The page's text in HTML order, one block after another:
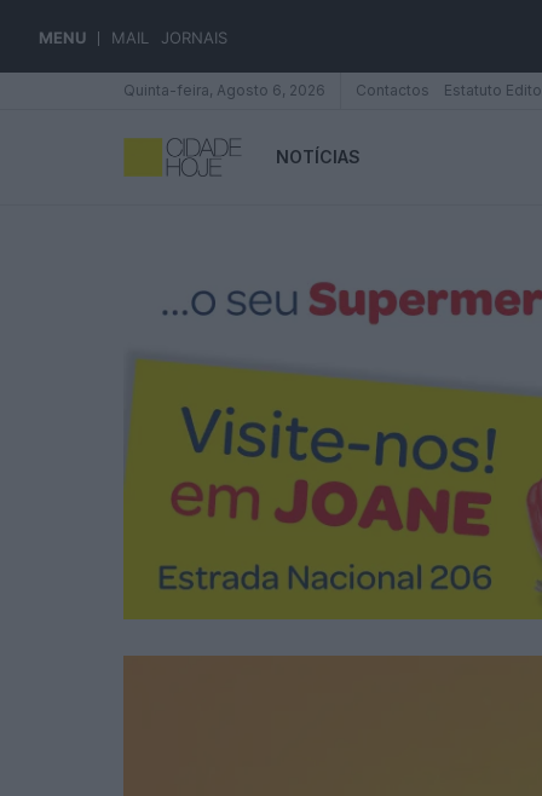
MENU MAIL JORNAIS
Quinta-feira, Agosto 6, 2026 Contactos Estatuto
NOTÍCIAS